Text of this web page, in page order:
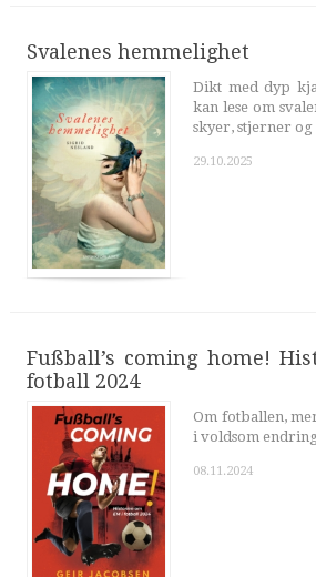
Svalenes hemmelighet
Dikt med dyp
kan lese om
skyer, stjerner og
29.10.2025
Fußball’s coming home!
fotball 2024
Om fotballen,
i voldsom
08.11.2024